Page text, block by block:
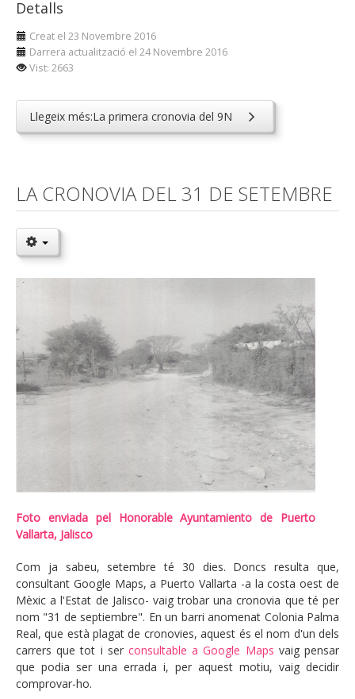
Detalls
Creat el 23 Novembre 2016
Darrera actualització el 24 Novembre 2016
Vist: 2663
Llegeix més:La primera cronovia del 9N
LA CRONOVIA DEL 31 DE SETEMBRE
Foto enviada pel Honorable Ayuntamiento de Puerto
Vallarta, Jalisco
Com ja sabeu, setembre té 30 dies. Doncs resulta que,
consultant Google Maps, a Puerto Vallarta -a la costa oest de
Mèxic a l'Estat de Jalisco- vaig trobar una cronovia que té per
nom "31 de septiembre". En un barri anomenat Colonia Palma
Real, que està plagat de cronovies, aquest és el nom d'un dels
carrers que tot i ser consultable a Google Maps vaig pensar
que podia ser una errada i, per aquest motiu, vaig decidir
comprovar-ho.